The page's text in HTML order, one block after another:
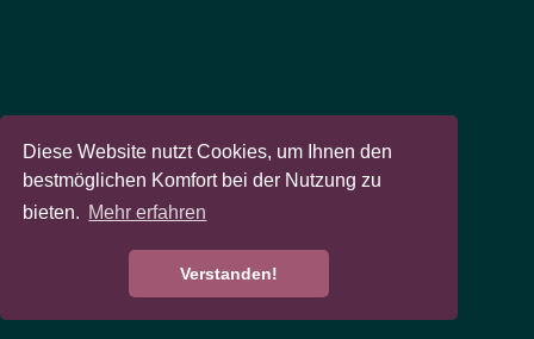
Diese Website nutzt Cookies, um Ihnen den
bestmöglichen Komfort bei der Nutzung zu
bieten. Mehr erfahren
Verstanden!